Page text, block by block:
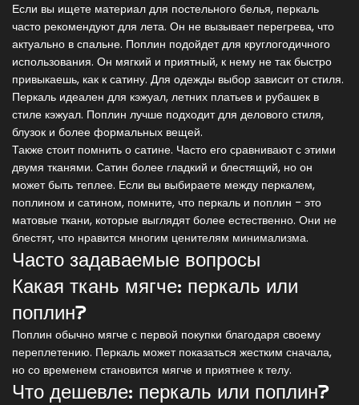
Если вы ищете материал для постельного белья, перкаль
часто рекомендуют для лета. Он не вызывает перегрева, что
актуально в спальне. Поплин подойдет для круглогодичного
использования. Он мягкий и приятный, к нему не так быстро
привыкаешь, как к сатину. Для одежды выбор зависит от стиля.
Перкаль идеален для кэжуал, летних платьев и рубашек в
стиле кэжуал. Поплин лучше подходит для делового стиля,
блузок и более формальных вещей.
Также стоит помнить о сатине. Часто его сравнивают с этими
двумя тканями. Сатин более гладкий и блестящий, но он
может быть теплее. Если вы выбираете между перкалем,
поплином и сатином, помните, что перкаль и поплин - это
матовые ткани, которые выглядят более естественно. Они не
блестят, что нравится многим ценителям минимализма.
Часто задаваемые вопросы
Какая ткань мягче: перкаль или
поплин?
Поплин обычно мягче с первой покупки благодаря своему
переплетению. Перкаль может показаться жестким сначала,
но со временем становится мягче и приятнее к телу.
Что дешевле: перкаль или поплин?